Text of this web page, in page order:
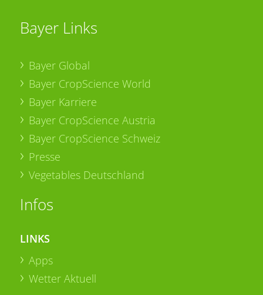
Bayer Links
Bayer Global
Bayer CropScience World
Bayer Karriere
Bayer CropScience Austria
Bayer CropScience Schweiz
Presse
Vegetables Deutschland
Infos
LINKS
Apps
Wetter Aktuell